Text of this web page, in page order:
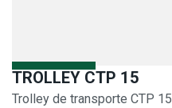
TROLLEY CTP 15
Trolley de transporte CTP 15